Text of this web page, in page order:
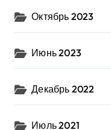
Октябрь 2023
Июнь 2023
Декабрь 2022
Июль 2021